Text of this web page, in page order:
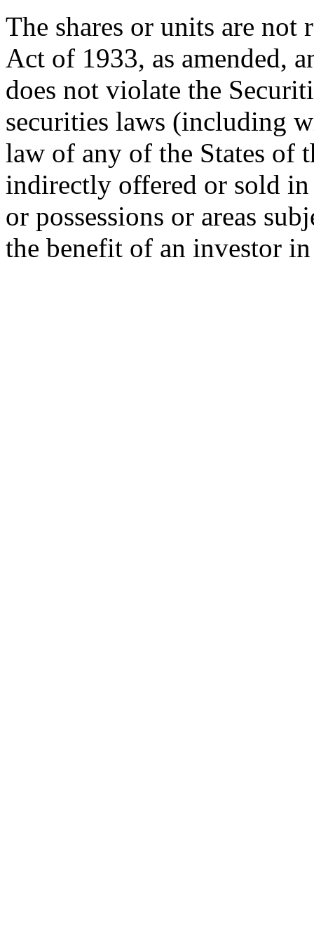
The shares or units are not
Act of 1933, as amended,
does not violate the
securities laws (including
law of any of the States of
indirectly offered or sold
or possessions or areas
the benefit of an investor